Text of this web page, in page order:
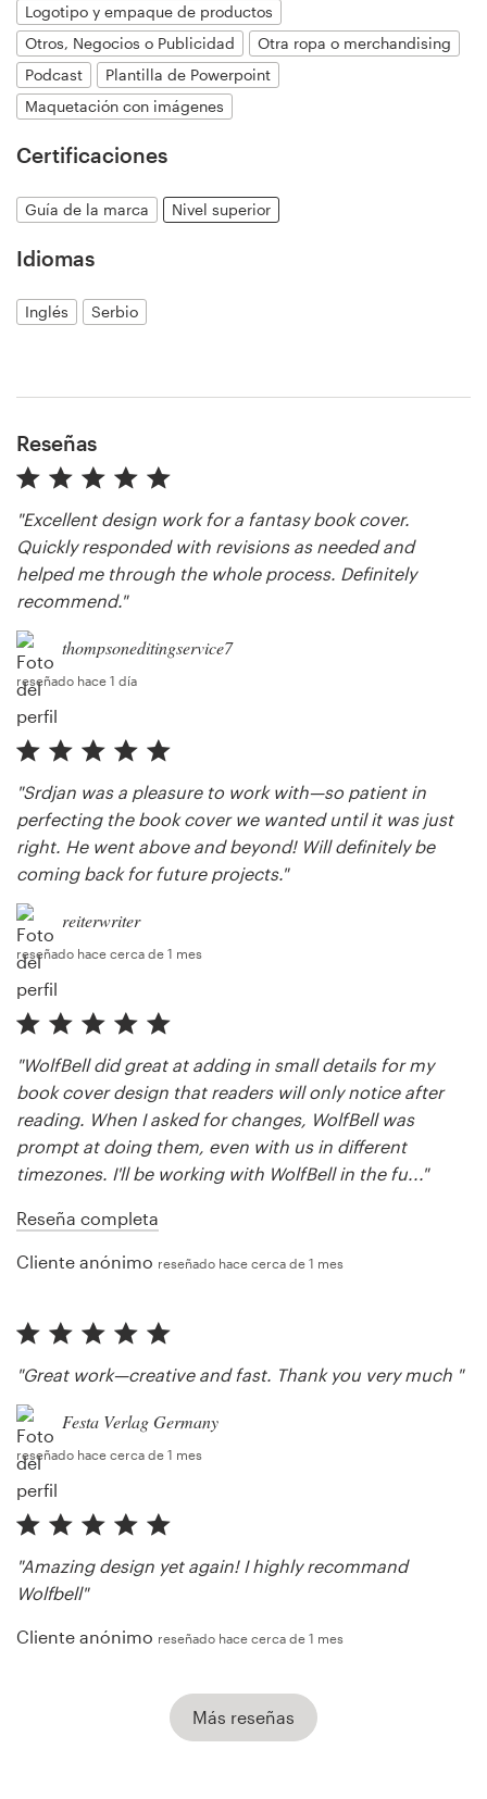
Logotipo y empaque de productos
Otros, Negocios o Publicidad
Otra ropa o merchandising
Podcast
Plantilla de Powerpoint
Maquetación con imágenes
Certificaciones
Guía de la marca Nivel superior
Idiomas
Inglés Serbio
Reseñas
"Excellent design work for a fantasy book cover.
Quickly responded with revisions as needed and
helped me through the whole process. Definitely
recommend."
thompsoneditingservice7
reseñado hace 1 día
"Srdjan was a pleasure to work with—so patient in
perfecting the book cover we wanted until it was just
right. He went above and beyond! Will definitely be
coming back for future projects."
reiterwriter
reseñado hace cerca de 1 mes
"WolfBell did great at adding in small details for my
book cover design that readers will only notice after
reading. When I asked for changes, WolfBell was
prompt at doing them, even with us in different
timezones. I'll be working with WolfBell in the fu..."
Reseña completa
Cliente anónimo reseñado hace cerca de 1 mes
"Great work—creative and fast. Thank you very much "
Festa Verlag Germany
reseñado hace cerca de 1 mes
"Amazing design yet again! I highly recommand
Wolfbell"
Cliente anónimo reseñado hace cerca de 1 mes
Más reseñas
Hágase diseñador
Blog